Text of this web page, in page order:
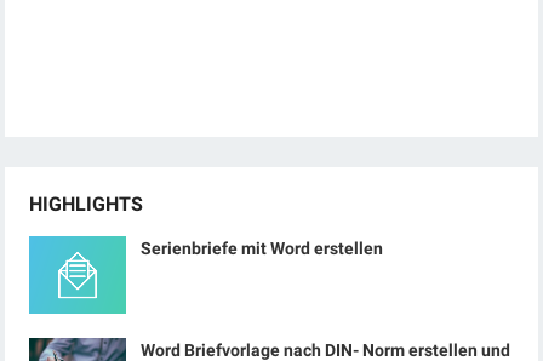
HIGHLIGHTS
Serienbriefe mit Word erstellen
Word Briefvorlage nach DIN- Norm erstellen und